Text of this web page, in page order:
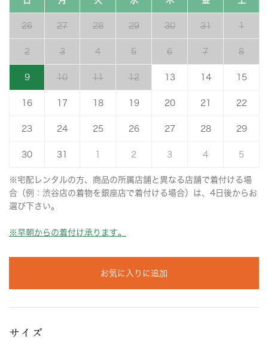
26 27 28 29 30 31 1
2 3 4 5 6 7 8
9 10 11 12 13 14 15
16 17 18 19 20 21 22
23 24 25 26 27 28 29
30 31 2 3 4 5
※宅配レンタルの方、商品の所属店舗と異なる店舗で着付ける場
合（例：渋谷店の着物を銀座店で着付ける場合）は、4日後からお
選び下さい。
※早朝からの着付け承ります。
お気に入りに追加
サイズ